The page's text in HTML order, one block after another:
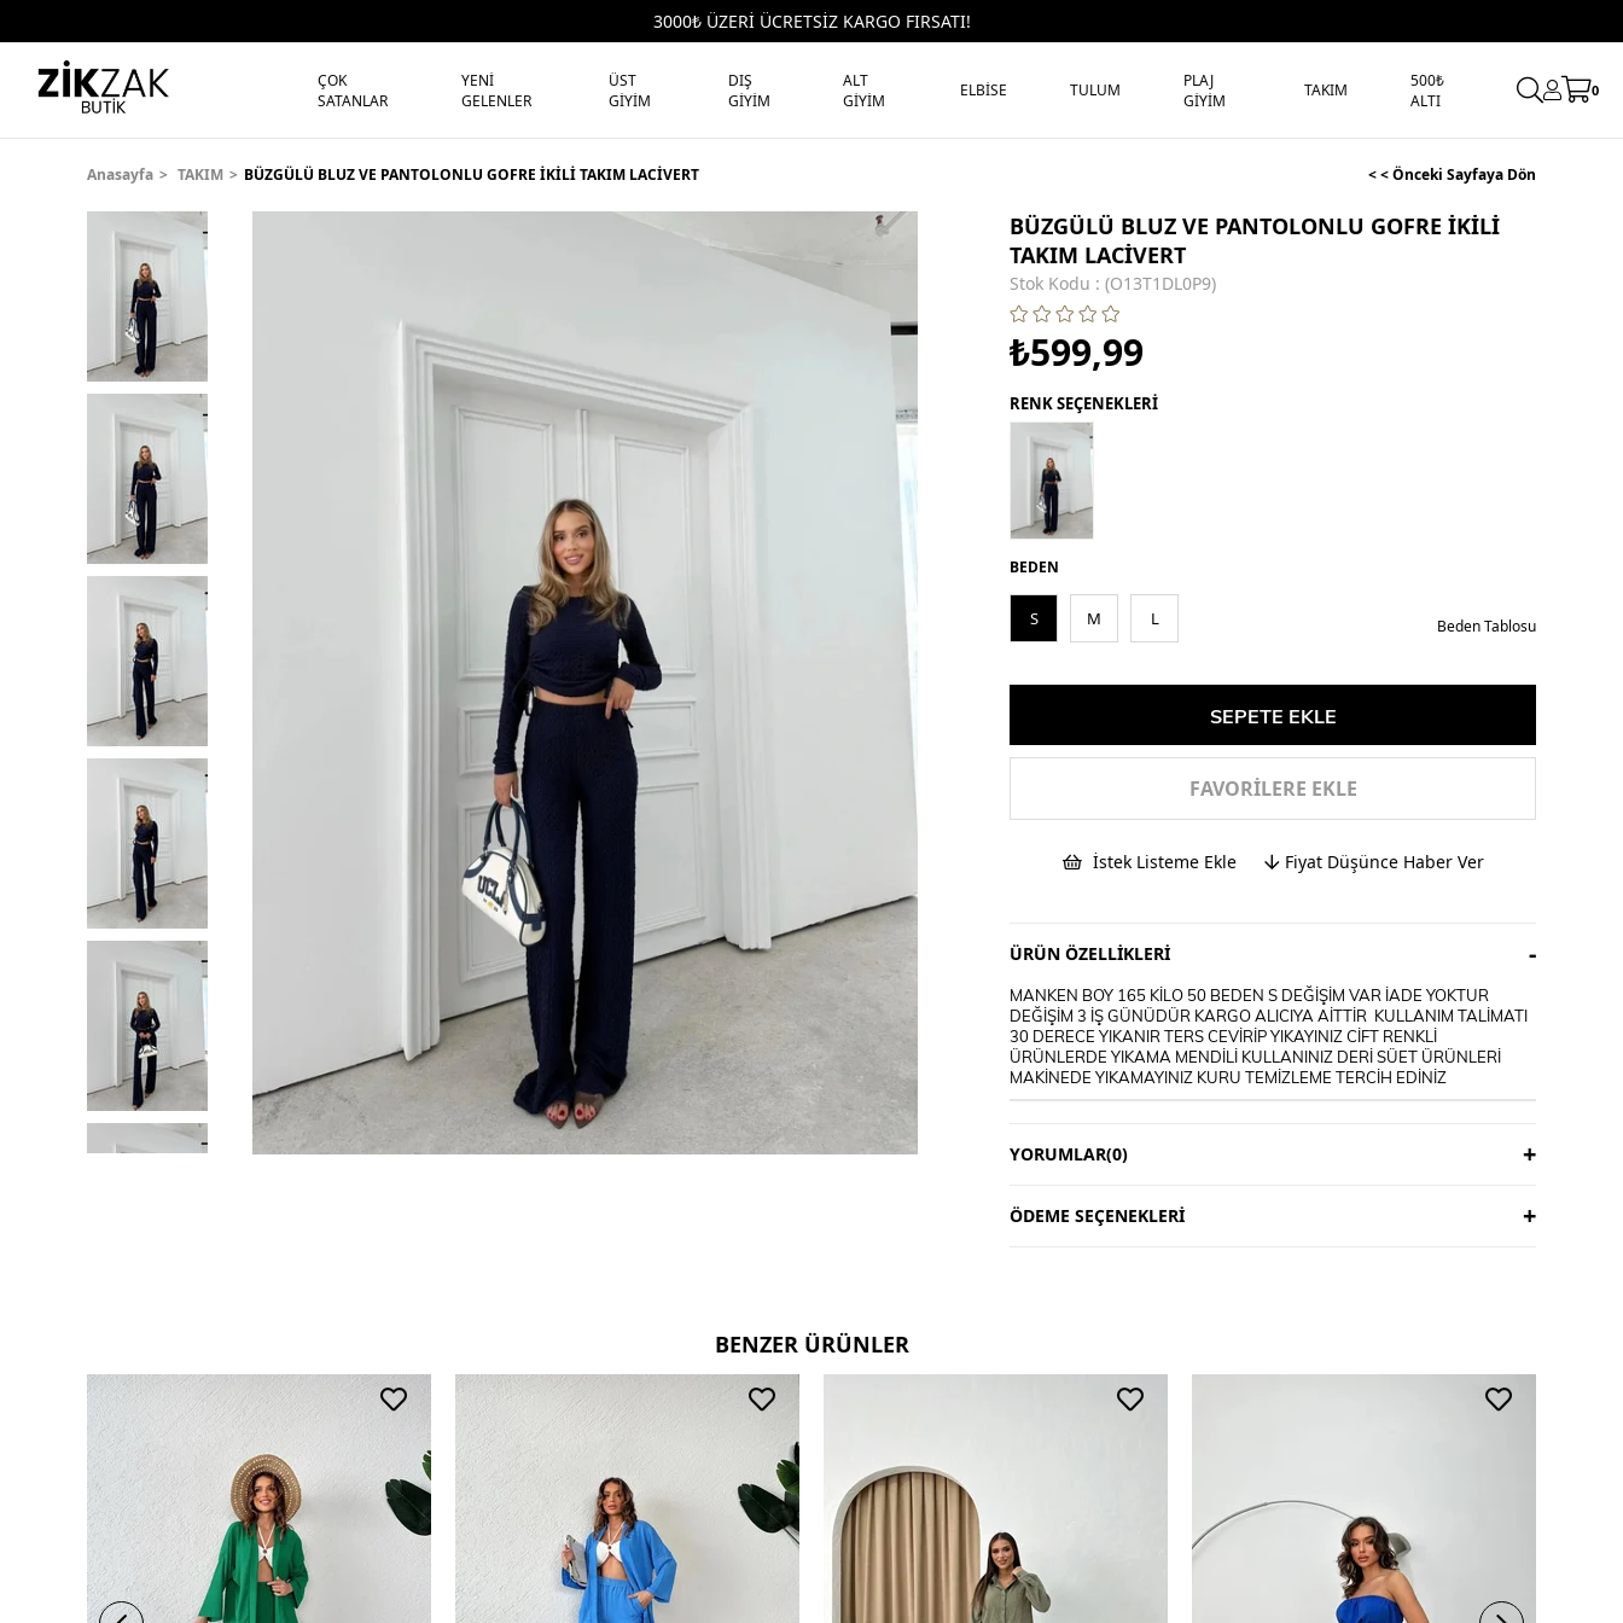
3000₺ ÜZERİ ÜCRETSİZ KARGO FIRSATI!
ÇOK
SATANLAR
YENİ
GELENLER
ÜST
GİYİM
DIŞ
GİYİM
ALT
GİYİM
ELBİSE TULUM
PLAJ
GİYİM
TAKIM
500₺
ALTI
0
Anasayfa TAKIM BÜZGÜLÜ BLUZ VE PANTOLONLU GOFRE İKİLİ TAKIM LACİVERT < < Önceki Sayfaya Dön
BÜZGÜLÜ BLUZ VE PANTOLONLU GOFRE İKİLİ
TAKIM LACİVERT
Stok Kodu (O13T1DL0P9)
₺599,99
RENK SEÇENEKLERİ
BEDEN
S M L Beden Tablosu
FAVORILERE EKLE
İstek Listeme Ekle Fiyat Düşünce Haber Ver
ÜRÜN ÖZELLIKLERI
MANKEN BOY 165 KİLO 50 BEDEN S DEĞİŞİM VAR İADE YOKTUR
DEĞİŞİM 3 İŞ GÜNÜDÜR KARGO ALICIYA AİTTİR KULLANIM TALİMATI
30 DERECE YIKANIR TERS CEVİRİP YIKAYINIZ CİFT RENKLİ
ÜRÜNLERDE YIKAMA MENDİLİ KULLANINIZ DERİ SÜET ÜRÜNLERİ
MAKİNEDE YIKAMAYINIZ KURU TEMİZLEME TERCİH EDİNİZ
YORUMLAR(0)
ÖDEME SEÇENEKLERI
BENZER ÜRÜNLER